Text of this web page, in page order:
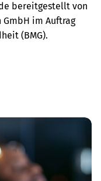
bereitgestellt von
GmbH im Auftrag
(BMG).